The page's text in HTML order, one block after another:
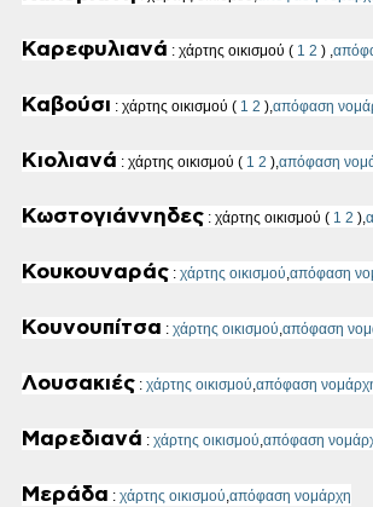
Καρεφυλιανά : χάρτης οικισμού ( 1 2 ) ,
Καβούσι : χάρτης οικισμού ( 1 2 ),απόφαση
Κιολιανά : χάρτης οικισμού ( 1 2 ),απόφαση
Κωστογιάννηδες : χάρτης οικισμού ( 1 2 ),
Κουκουναράς : χάρτης οικισμού,απόφαση
Κουνουπίτσα : χάρτης οικισμού,απόφαση
Λουσακιές : χάρτης οικισμού,απόφαση
Μαρεδιανά : χάρτης οικισμού,απόφαση
Μεράδα : χάρτης οικισμού,απόφαση νομάρχη